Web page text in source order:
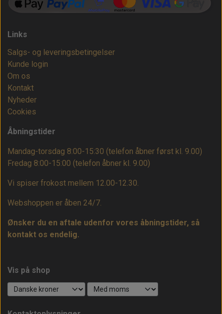
Links
Salgs- og leveringsbetingelser
Kunde login
Om os
Kontakt
Nyheder
Cookies
Åbningstider
Mandag-torsdag 8:00-15:30 (telefon åbner først kl. 9.00)
Fredag 8:00-15:00 (telefon åbner kl. 9.00)
Vi spiser frokost mellem 12.00-12.30.
Webshoppen er åben 24/7.
Ønsker du en aftale udenfor vores åbningstider, så
kontakt os endelig.
Vis på shop